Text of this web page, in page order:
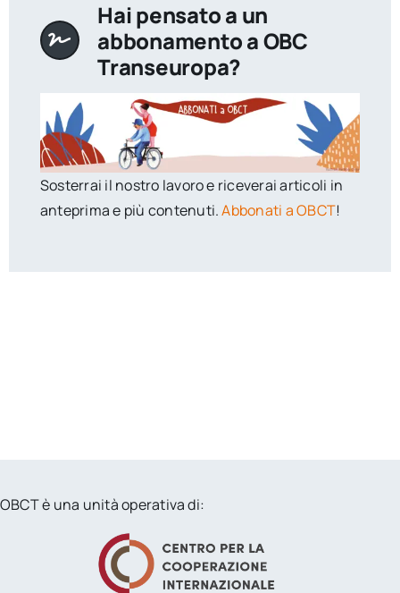
Hai pensato a un
abbonamento a OBC
Transeuropa?
Sosterrai il nostro lavoro e riceverai articoli in
anteprima e più contenuti.Abbonati a OBCT!
OBCT è una unità operativa di: